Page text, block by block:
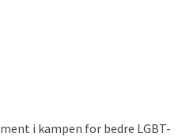
i kampen for bedre LGBT-